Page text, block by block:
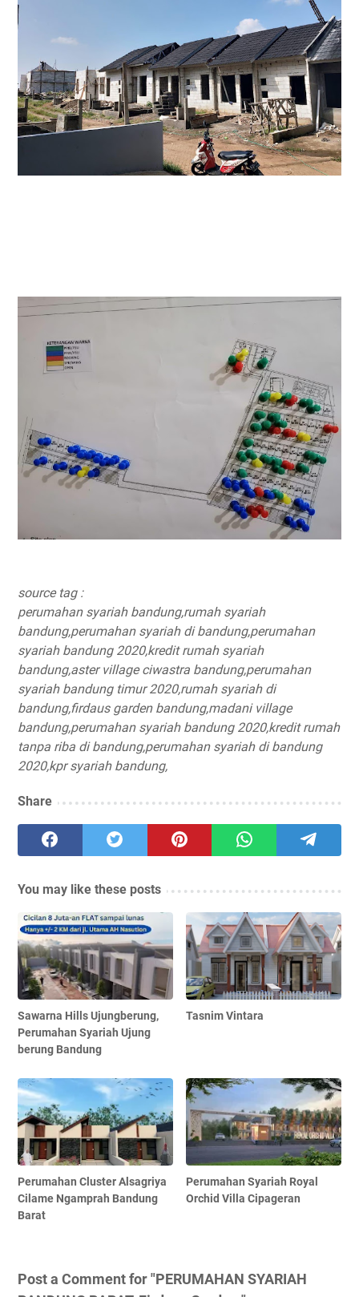
source tag :
perumahan syariah bandung,rumah syariah
bandung,perumahan syariah di bandung,perumahan
syariah bandung 2020,kredit rumah syariah
bandung,aster village ciwastra bandung,perumahan
syariah bandung timur 2020,rumah syariah di
bandung,firdaus garden bandung,madani village
bandung,perumahan syariah bandung 2020,kredit rumah
tanpa riba di bandung,perumahan syariah di bandung
2020,kpr syariah bandung,
Share
You may like these posts
Sawarna Hills Ujungberung,
Perumahan Syariah Ujung
berung Bandung
Tasnim Vintara
Perumahan Cluster Alsagriya
Cilame Ngamprah Bandung
Barat
Perumahan Syariah Royal
Orchid Villa Cipageran
Post a Comment for "PERUMAHAN SYARIAH